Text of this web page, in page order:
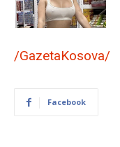
/GazetaKosova/
Facebook